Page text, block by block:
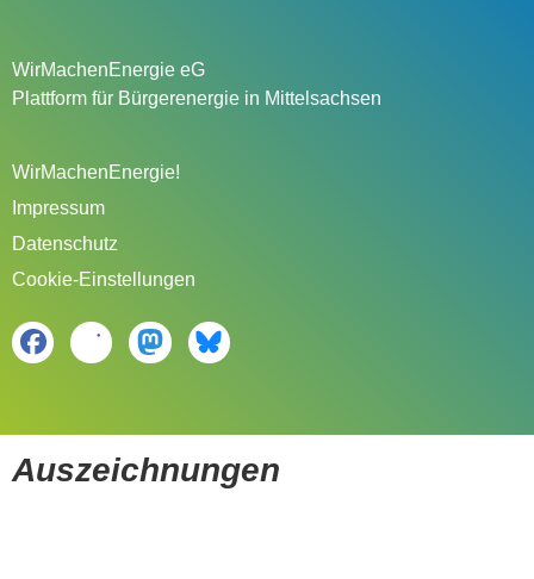
WirMachenEnergie eG
Plattform für Bürgerenergie in Mittelsachsen
WirMachenEnergie!
Impressum
Datenschutz
Cookie-Einstellungen
Auszeichnungen